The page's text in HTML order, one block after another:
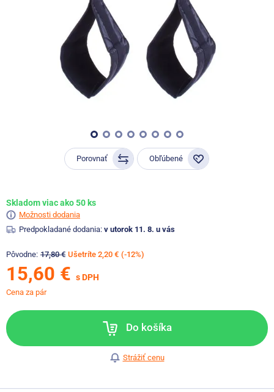
Skladom viac ako 50 ks
Možnosti dodania
Predpokladané dodania: v utorok 11. 8. u vás
Pôvodne: 17,80 € Ušetríte 2,20 € (-12%)
15,60 € s DPH
Cena za pár
Do košíka
Strážiť cenu
Porovnať Obľúbené